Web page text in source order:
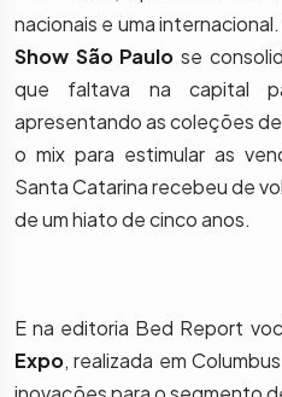
nacionais e uma
Show São Paulo se
que faltava na capital
apresentando as coleções
o mix para estimular as
Santa Catarina recebeu de
de um hiato de cinco anos.
E na editoria Bed Report
Expo, realizada em